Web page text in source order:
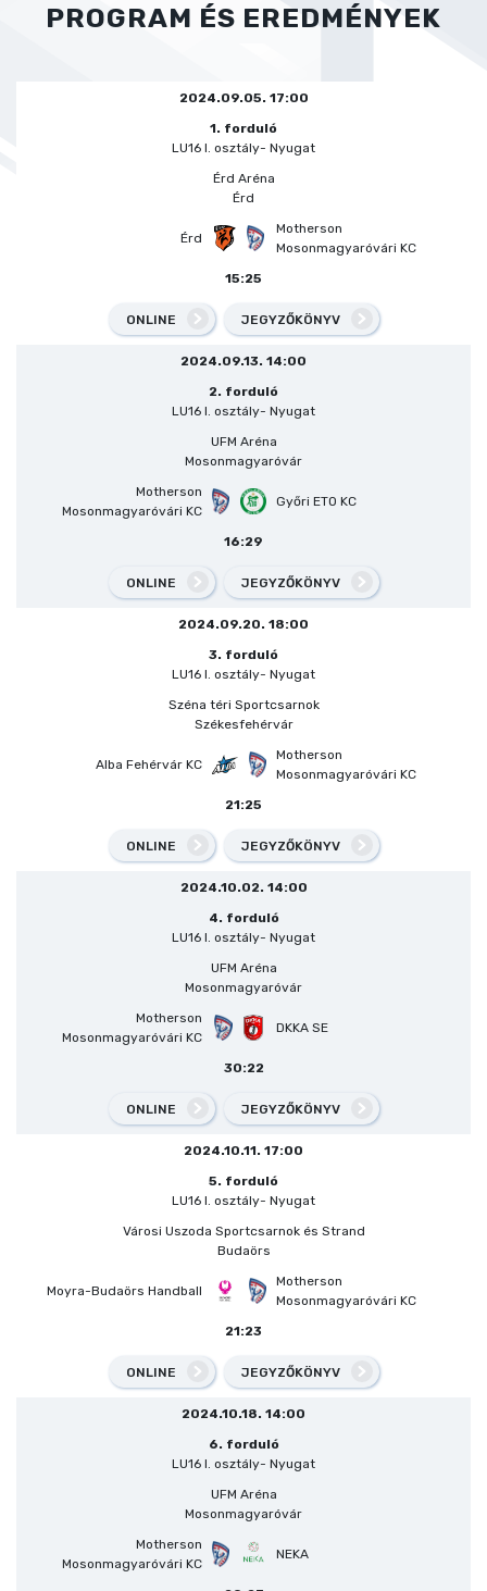
PROGRAM ÉS EREDMÉNYEK
2024.09.05. 17:00
1. forduló
LU16 I. osztály- Nyugat
Érd Aréna
Érd
Érd
Motherson
Mosonmagyaróvári KC
15:25
ONLINE JEGYZŐKÖNYV
2024.09.13. 14:00
2. forduló
LU16 I. osztály- Nyugat
UFM Aréna
Mosonmagyaróvár
Motherson
Mosonmagyaróvári KC
Győri ETO KC
16:29
ONLINE JEGYZŐKÖNYV
2024.09.20. 18:00
3. forduló
LU16 I. osztály- Nyugat
Széna téri Sportcsarnok
Székesfehérvár
Alba Fehérvár KC
Motherson
Mosonmagyaróvári KC
21:25
ONLINE JEGYZŐKÖNYV
2024.10.02. 14:00
4. forduló
LU16 I. osztály- Nyugat
UFM Aréna
Mosonmagyaróvár
Motherson
Mosonmagyaróvári KC
DKKA SE
30:22
ONLINE JEGYZŐKÖNYV
2024.10.11. 17:00
5. forduló
LU16 I. osztály- Nyugat
Városi Uszoda Sportcsarnok és Strand
Budaörs
Moyra-Budaörs Handball
Motherson
Mosonmagyaróvári KC
21:23
ONLINE JEGYZŐKÖNYV
2024.10.18. 14:00
6. forduló
LU16 I. osztály- Nyugat
UFM Aréna
Mosonmagyaróvár
Motherson
Mosonmagyaróvári KC
NEKA